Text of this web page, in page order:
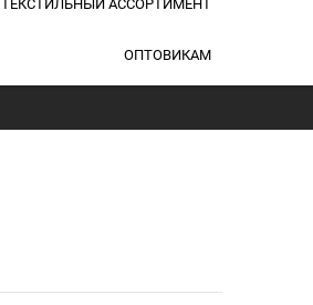
ТЕКСТИЛЬНЫЙ АССОРТИМЕНТ
ОПТОВИКАМ